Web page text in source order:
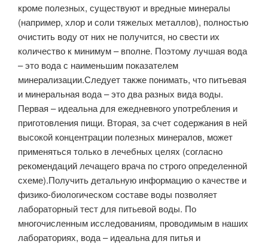
кроме полезных, существуют и вредные минералы
(например, хлор и соли тяжелых металлов), полностью
очистить воду от них не получится, но свести их
количество к минимум – вполне. Поэтому лучшая вода
– это вода с наименьшим показателем
минерализации.Следует также понимать, что питьевая
и минеральная вода – это два разных вида воды.
Первая – идеальна для ежедневного употребления и
приготовления пищи. Вторая, за счет содержания в ней
высокой концентрации полезных минералов, может
применяться только в лечебных целях (согласно
рекомендаций лечащего врача по строго определенной
схеме).Получить детальную информацию о качестве и
физико-биологическом составе воды позволяет
лабораторный тест для питьевой воды. По
многочисленным исследованиям, проводимым в наших
лабораториях, вода – идеальна для питья и